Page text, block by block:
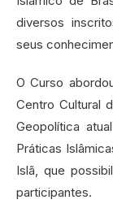
diversos
seus
O Curso
Centro Cultural
Geopolítica
Práticas
Islã, que
participantes.